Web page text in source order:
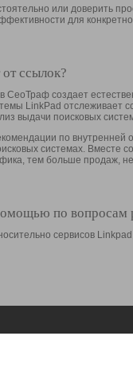
или доверить
для
ссылок?
СеоТраф создает
LinkPad отслеживает
выдачи поисковых
по внутренней
системах. Вместе
тем больше продаж,
по вопросам
сервисов